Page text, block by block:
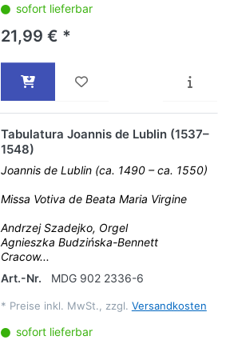
sofort lieferbar
21,99 € *
Tabulatura Joannis de Lublin (1537–
1548)
Joannis de Lublin (ca. 1490 – ca. 1550)
Missa Votiva de Beata Maria Virgine
Andrzej Szadejko, Orgel
Agnieszka Budzińska-Bennett
Cracow...
Art.-Nr.
MDG 902 2336-6
* Preise inkl. MwSt., zzgl. Versandkosten
sofort lieferbar